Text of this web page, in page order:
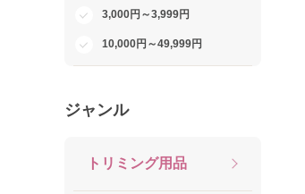
3,000円～3,999円
10,000円～49,999円
ジャンル
トリミング用品